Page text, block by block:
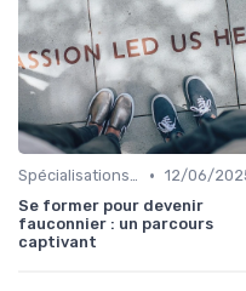
Spécialisations sectorielles • 12/06/
Se former pour devenir
fauconnier : un parcours
captivant